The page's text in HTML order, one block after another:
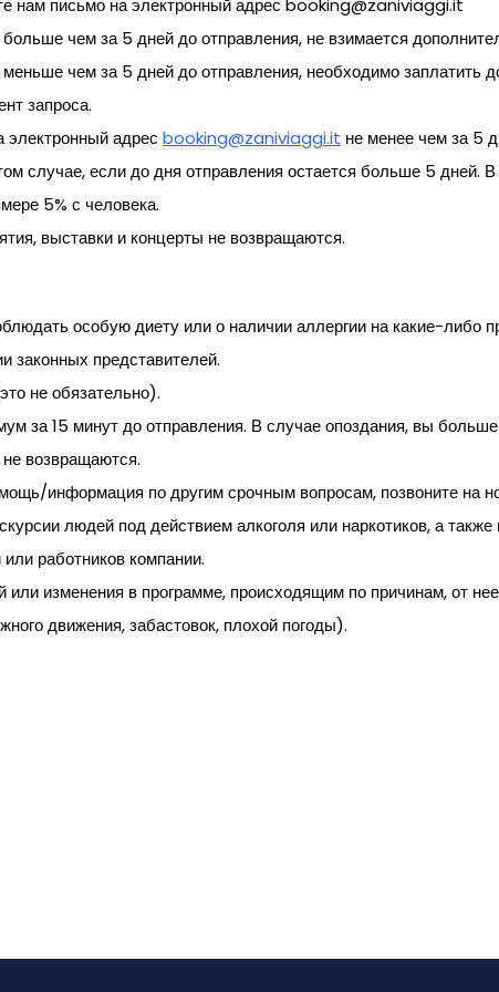
нам письмо на электронный адрес booking@zaniviaggi.it
чем за 5 дней до отправления, не взимается
чем за 5 дней до отправления, необходимо заплатить
запроса.
электронный адрес booking@zaniviaggi.it не менее чем за 5
случае, если до дня отправления остается больше 5 дней.
5% с человека.
выставки и концерты не возвращаются.
особую диету или о наличии аллергии на какие-либо
законных представителей.
не обязательно).
за 15 минут до отправления. В случае опоздания, вы
возвращаются.
информация по другим срочным вопросам, позвоните
людей под действием алкоголя или наркотиков, а
работников компании.
или изменения в программе, происходящим по причинам, от
движения, забастовок, плохой погоды).